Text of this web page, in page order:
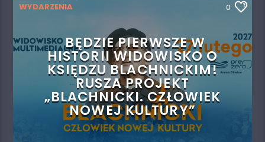
WYDARZENIA 0
BĘDZIE PIERWSZE W
HISTORII WIDOWISKO O
KSIĘDZU BLACHNICKIM!
RUSZA PROJEKT
„BLACHNICKI. CZŁOWIEK
NOWEJ KULTURY”